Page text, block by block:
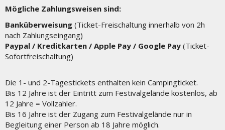
Mögliche Zahlungsweisen sind:
Banküberweisung (Ticket-Freischaltung innerhalb von 2h
nach Zahlungseingang)
Paypal / Kreditkarten / Apple Pay / Google Pay (Ticket-
Sofortfreischaltung)
Die 1- und 2-Tagestickets enthalten kein Campingticket.
Bis 12 Jahre ist der Eintritt zum Festivalgelände kostenlos, ab
12 Jahre = Vollzahler.
Bis 16 Jahre ist der Zugang zum Festivalgelände nur in
Begleitung einer Person ab 18 Jahre möglich.